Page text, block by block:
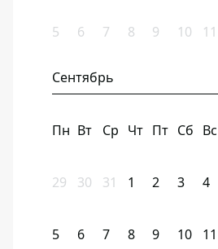
5 6 7 8 9 10 11
Сентябрь
Пн Вт Ср Чт Пт Сб Вс
29 30 31 1 2 3 4
5 6 7 8 9 10 11